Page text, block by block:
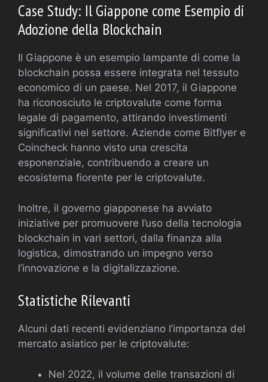
Case Study: Il Giappone come Esempio di
Adozione della Blockchain
Il Giappone è un esempio lampante di come la
blockchain possa essere integrata nel tessuto
economico di un paese. Nel 2017, il Giappone
ha riconosciuto le criptovalute come forma
legale di pagamento, attirando investimenti
significativi nel settore. Aziende come Bitflyer e
Coincheck hanno visto una crescita
esponenziale, contribuendo a creare un
ecosistema fiorente per le criptovalute.
Inoltre, il governo giapponese ha avviato
iniziative per promuovere l’uso della tecnologia
blockchain in vari settori, dalla finanza alla
logistica, dimostrando un impegno verso
l’innovazione e la digitalizzazione.
Statistiche Rilevanti
Alcuni dati recenti evidenziano l’importanza del
mercato asiatico per le criptovalute:
Nel 2022, il volume delle transazioni di